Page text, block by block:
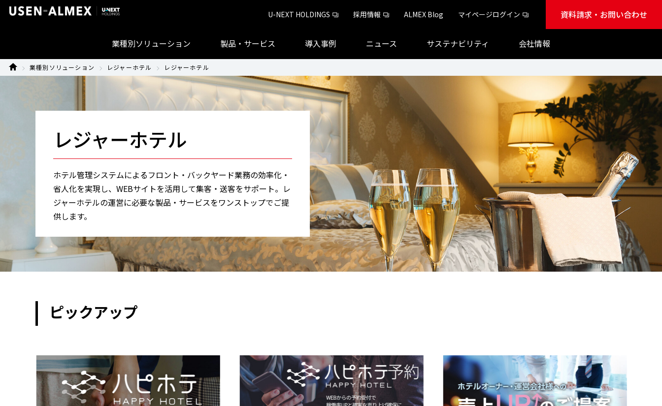
業種別ソリューション 製品・サービス 導入事例 ニュース サステナビリティ 会社情報
U-NEXT HOLDINGS 採用情報 ALMEX Blog マイページログイン 資料請求・お問い合わせ
業種別ソリューション レジャーホテル レジャーホテル
レジャーホテル
ホテル管理システムによるフロント・バックヤード業務の効率化・
省人化を実現し、WEBサイトを活用して集客・送客をサポート。レ
ジャーホテルの運営に必要な製品・サービスをワンストップでご提
供します。
ピックアップ